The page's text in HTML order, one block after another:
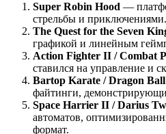
Super Robin Hood —
стрельбы и приключениями.
The Quest for the Seven
графикой и линейным
Action Fighter II / Combat
ставился на управление и
Bartop Karate / Dragon Ball
файтинги,
Space Harrier II / Darius
автоматов,
формат.